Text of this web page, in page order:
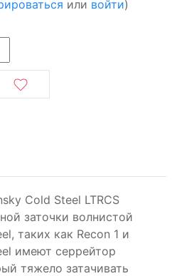
или войти)
Cold Steel LTRCS
заточки волнистой
таких как Recon 1 и
имеют серрейтор
тяжело затачивать